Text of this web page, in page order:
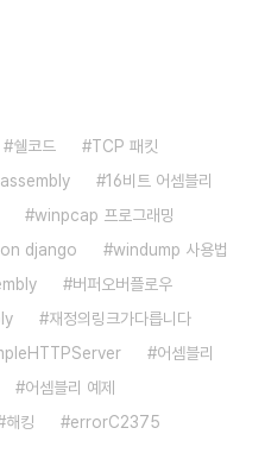
쉘코드
TCP 패킷
16비트 어셈블리
winpcap 프로그래밍
django
windump 사용법
버퍼오버플로우
재정의링크가다릅니다
어셈블리
어셈블리 예제
해킹 errorC2375